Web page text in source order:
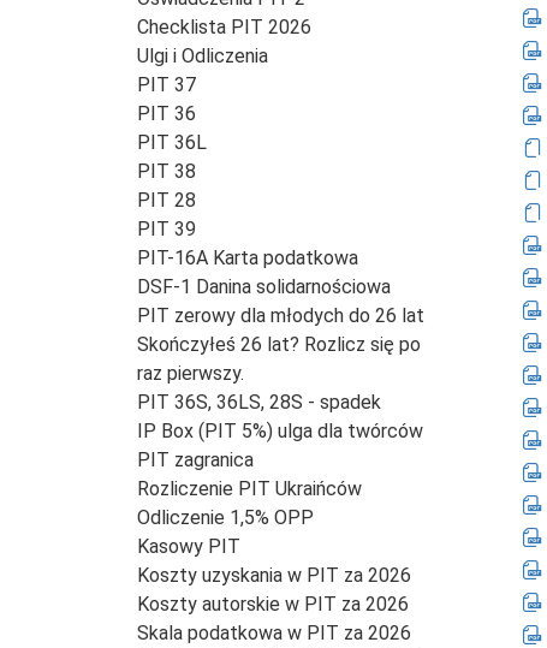
Checklista PIT 2026
Ulgi i Odliczenia
PIT 37
PIT 36
PIT 36L
PIT 38
PIT 28
PIT 39
PIT-16A Karta podatkowa
DSF-1 Danina solidarnościowa
PIT zerowy dla młodych do 26 lat
Skończyłeś 26 lat? Rozlicz się po
raz pierwszy.
PIT 36S, 36LS, 28S - spadek
IP Box (PIT 5%) ulga dla twórców
PIT zagranica
Rozliczenie PIT Ukraińców
Odliczenie 1,5% OPP
Kasowy PIT
Koszty uzyskania w PIT za 2026
Koszty autorskie w PIT za 2026
Skala podatkowa w PIT za 2026